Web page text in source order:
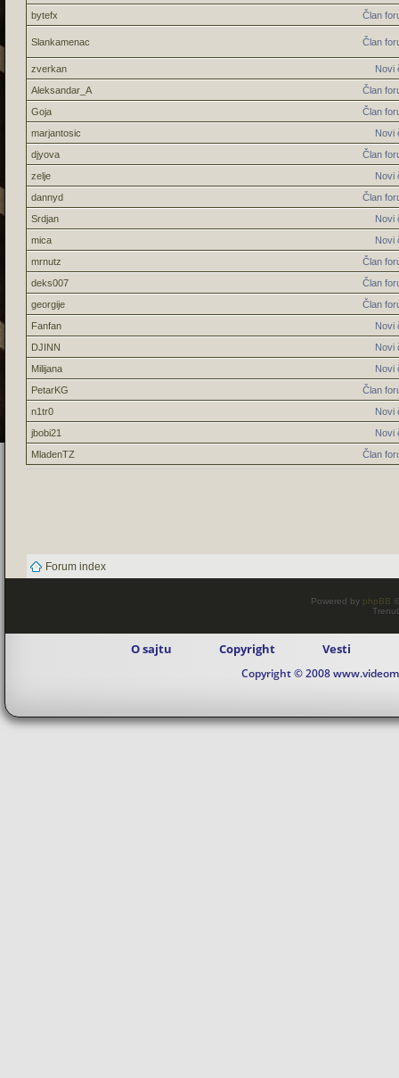
Član
bytefx
Član
Slankamenac
Novi
zverkan
Član
Aleksandar_A
Član
Goja
Novi
marjantosic
Član
djyova
Novi
zelje
Član
dannyd
Novi
Srdjan
Novi
mica
Član
mrnutz
Član
deks007
Član
georgije
Novi
Fanfan
Novi
DJINN
Novi
Milijana
Član
PetarKG
Novi
n1tr0
Novi
jbobi21
Član
MladenTZ
Forum index
Powered by phpBB
O sajtu Copyright Vesti
Copyright © 2008